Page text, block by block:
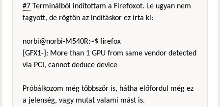
#7 Terminálból indítottam a Firefoxot. Le ugyan nem
fagyott, de rögtön az indításkor ez írta ki:
norbi@norbi-M540R:~$ firefox
[GFX1-]: More than 1 GPU from same vendor detected
via PCI, cannot deduce device
Próbálkozom még többször is, hátha előfordul még ez
a jelenség, vagy mutat valami mást is.